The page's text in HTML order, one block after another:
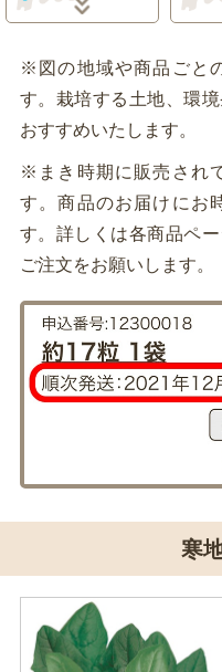
※図の地域や商品ごと
す。栽培する土地、環
おすすめいたします。
※まき時期に販売され
す。商品のお届けにお
す。詳しくは各商品ペ
ご注文をお願いします。
寒